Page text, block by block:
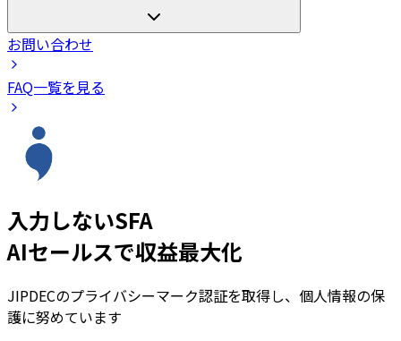
お問い合わせ
FAQ一覧を見る
入力しないSFA
AIセールスで収益最大化
JIPDECのプライバシーマーク認証を取得し、個人情報の保
護に努めています